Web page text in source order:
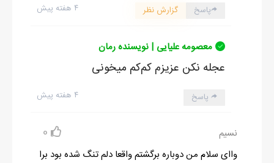
۴ هفته پیش پاسخ گزارش نظر
معصومه علیایی | نویسنده رمان
عجله نکن عزیزم کم‌کم میخونی
۴ هفته پیش پاسخ
نسیم 0
واای سلام من دوباره برگشتم واقعا دلم تنگ شده بود برا